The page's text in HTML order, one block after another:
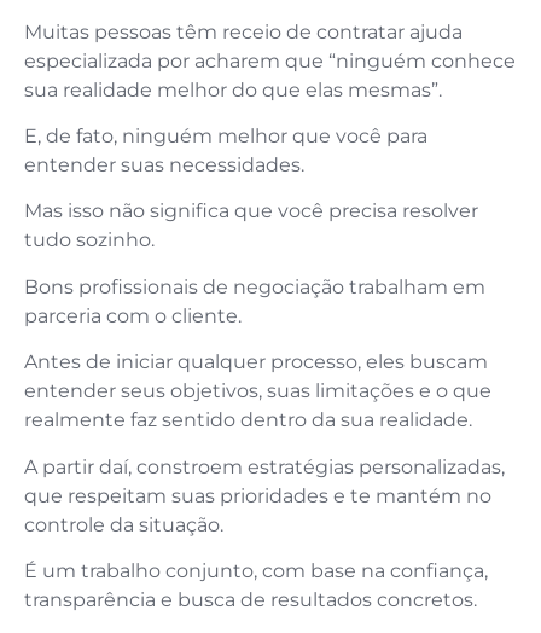
Muitas pessoas têm receio de contratar ajuda
especializada por acharem que “ninguém conhece
sua realidade melhor do que elas mesmas”.
E, de fato, ninguém melhor que você para
entender suas necessidades.
Mas isso não significa que você precisa resolver
tudo sozinho.
Bons profissionais de negociação trabalham em
parceria com o cliente.
Antes de iniciar qualquer processo, eles buscam
entender seus objetivos, suas limitações e o que
realmente faz sentido dentro da sua realidade.
A partir daí, constroem estratégias personalizadas,
que respeitam suas prioridades e te mantém no
controle da situação.
É um trabalho conjunto, com base na confiança,
transparência e busca de resultados concretos.